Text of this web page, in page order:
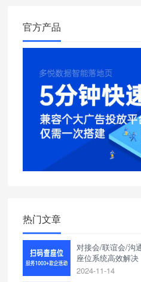
官方产品
热门文章
对接会/联谊会/沟
座位系统高效解决
2024-11-14